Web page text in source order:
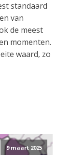
standaard
van
de meest
momenten.
waard, zo
9 maart 2025